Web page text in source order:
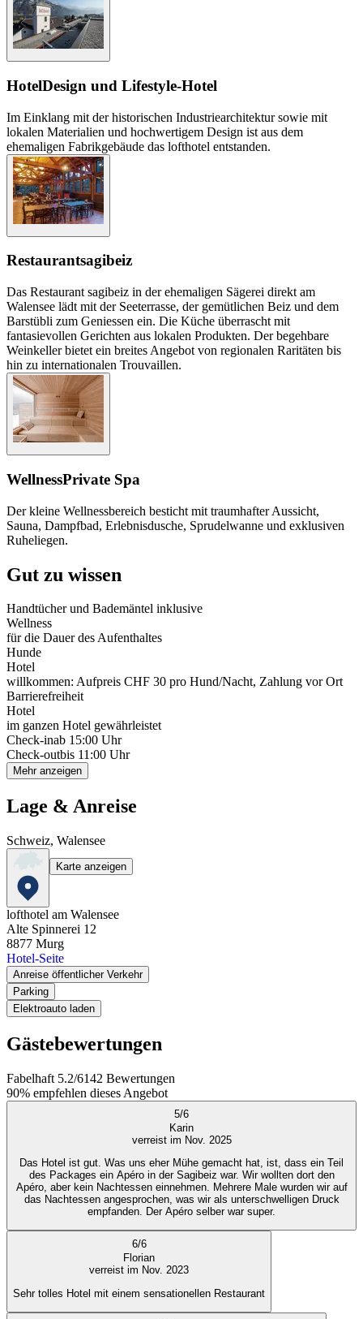
HotelDesign und Lifestyle-Hotel
Im Einklang mit der historischen Industriearchitektur sowie mit
lokalen Materialien und hochwertigem Design ist aus dem
ehemaligen Fabrikgebäude das lofthotel entstanden.
Restaurantsagibeiz
Das Restaurant sagibeiz in der ehemaligen Sägerei direkt am
Walensee lädt mit der Seeterrasse, der gemütlichen Beiz und dem
Barstübli zum Geniessen ein. Die Küche überrascht mit
fantasievollen Gerichten aus lokalen Produkten. Der begehbare
Weinkeller bietet ein breites Angebot von regionalen Raritäten bis
hin zu internationalen Trouvaillen.
WellnessPrivate Spa
Der kleine Wellnessbereich besticht mit traumhafter Aussicht,
Sauna, Dampfbad, Erlebnisdusche, Sprudelwanne und exklusiven
Ruheliegen.
Gut zu wissen
Handtücher und Bademäntel inklusive
Wellness
für die Dauer des Aufenthaltes
Hunde
Hotel
willkommen: Aufpreis CHF 30 pro Hund/Nacht, Zahlung vor Ort
Barrierefreiheit
Hotel
im ganzen Hotel gewährleistet
Check-inab 15:00 Uhr
Check-outbis 11:00 Uhr
Mehr anzeigen
Lage & Anreise
Schweiz, Walensee
Karte anzeigen
lofthotel am Walensee
Alte Spinnerei 12
8877 Murg
Hotel-Seite
Anreise öffentlicher Verkehr
Parking
Elektroauto laden
Gästebewertungen
Fabelhaft 5.2/6142 Bewertungen
90% empfehlen dieses Angebot
5/6
Karin
verreist im Nov. 2025
Das Hotel ist gut. Was uns eher Mühe gemacht hat, ist, dass ein Teil
des Packages ein Apéro in der Sagibeiz war. Wir wollten dort den
Apéro, aber kein Nachtessen einnehmen. Mehrere Male wurden wir auf
das Nachtessen angesprochen, was wir als unterschwelligen Druck
empfanden. Der Apéro selber war super.
6/6
Florian
verreist im Nov. 2023
Sehr tolles Hotel mit einem sensationellen Restaurant